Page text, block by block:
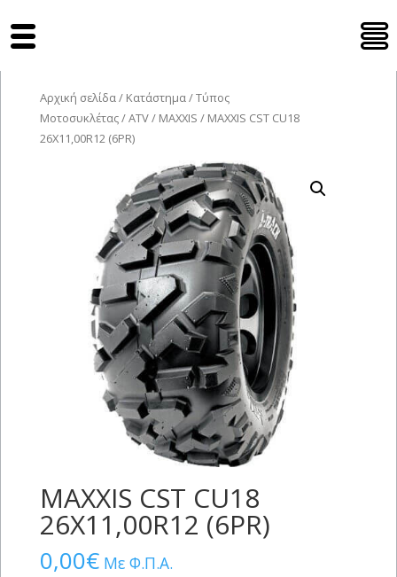
Αρχική σελίδα/ Κατάστημα/Τύπος
Μοτοσυκλέτας/ATV/ MAXXIS / MAXXIS CST CU18
26X11,00R12 (6PR)
MAXXIS CST CU18
26X11,00R12 (6PR)
0,00€ Με Φ.Π.Α.